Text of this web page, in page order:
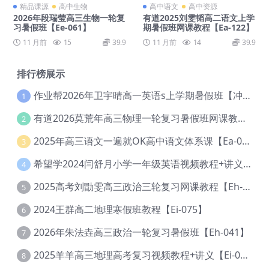
精品课源 高中生物
2026年段瑞莹高三生物一轮复
习暑假班【Ee-061】
11 月前 15 39.9
高中语文 高中资源
有道2025刘雯韬高二语文上学
期暑假班网课教程【Ea-122】
11 月前 14 39.9
排行榜展示
1 作业帮2026年卫宇晴高一英语s上学期暑假班【冲顶班】【Ec-003】
2 有道2026莫荒年高三物理一轮复习暑假班网课教程【Ef-044】
3 2025年高三语文一遍就OK高中语文体系课【Ea-028】
4 希望学2024闫舒月小学一年级英语视频教程+讲义【Cc-004】
5 2025高考刘勖雯高三政治三轮复习网课教程【Eh-061】
6 2024王群高二地理寒假班教程【Ei-075】
7 2026年朱法垚高三政治一轮复习暑假班【Eh-041】
8 2025羊羊高三地理高考复习视频教程+讲义【Ei-051】